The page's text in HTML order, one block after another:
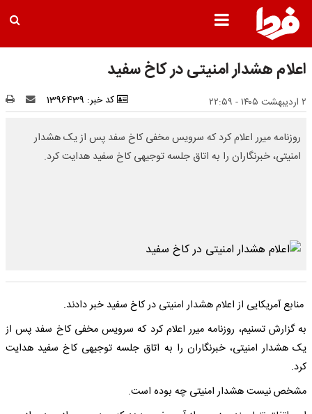
اعلام هشدار امنیتی در کاخ سفید
۲ اردیبهشت ۱۴۰۵ - ۲۲:۵۹ کد خبر: 1396439
روزنامه میرر اعلام کرد که سرویس مخفی کاخ سفد پس از یک هشدار
امنیتی، خبرنگاران را به اتاق جلسه توجیهی کاخ سفید هدایت کرد.
منابع آمریکایی از اعلام هشدار امنیتی در کاخ سفید خبر دادند.
به گزارش تسنیم، روزنامه میرر اعلام کرد که سرویس مخفی کاخ سفد پس از
یک هشدار امنیتی، خبرنگاران را به اتاق جلسه توجیهی کاخ سفید هدایت
کرد.
مشخص نیست هشدار امنیتی چه بوده است.